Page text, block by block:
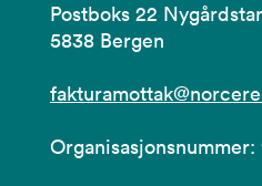
Postboks 22
5838 Bergen
Organisasjonsnummer: